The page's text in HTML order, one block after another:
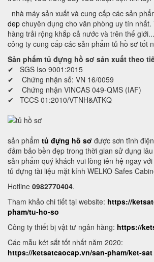
nhà máy sản xuất và cung cấp các sản
dep chuyên dụng cho văn phòng uy tín
hàng trải rộng khắp cả nước và trên thế
công ty cung cấp các sản phẩm tủ hồ sơ tốt
Sản phẩm tủ đựng hồ sơ sản xuất theo
✔ SGS Iso 9001:2015
✔ Chứng nhận số: VN 16/0059
✔ Chứng nhận VINCAS 049-QMS (IAF)
✔ TCCS 01:2010/VTNH&ATKQ
sản phẩm tủ đựng hồ sơ được sơn tĩnh
đảm bảo bền đẹp trong thời gian sử dụng
sản phẩm quý khách vui lòng iên hệ ngay
tủ đựng tài liệu mặt kính WELKO Safes
Hotline 0982770404.
Tham khảo chi tiết tại website: https://
pham/tu-ho-so
Công ty thiết bị vật tư ngân hàng: https://
Các mẫu két sắt tốt nhất năm 2020:
https://ketsatcaocap.vn/san-pham/ket-sat